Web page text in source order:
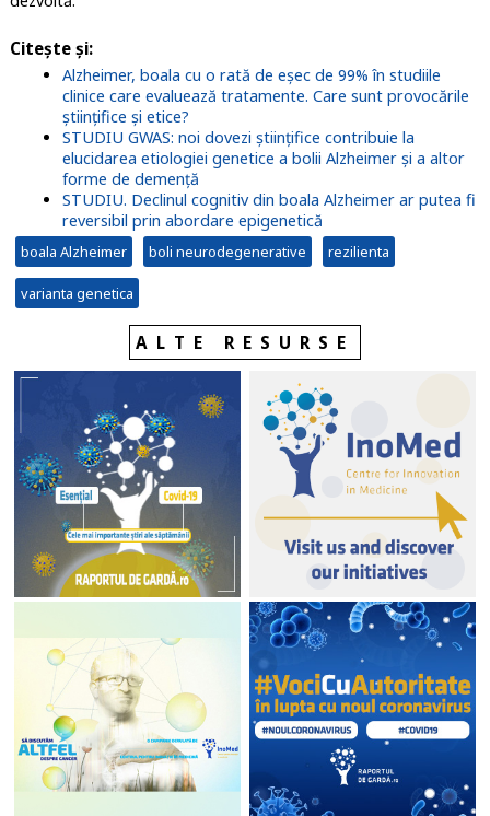
Citește și:
Alzheimer, boala cu o rată de eșec de 99% în studiile
clinice care evaluează tratamente. Care sunt provocările
științifice și etice?
STUDIU GWAS: noi dovezi științifice contribuie la
elucidarea etiologiei genetice a bolii Alzheimer și a altor
forme de demență
STUDIU. Declinul cognitiv din boala Alzheimer ar putea fi
reversibil prin abordare epigenetică
boala Alzheimer boli neurodegenerative rezilienta
varianta genetica
ALTE RESURSE